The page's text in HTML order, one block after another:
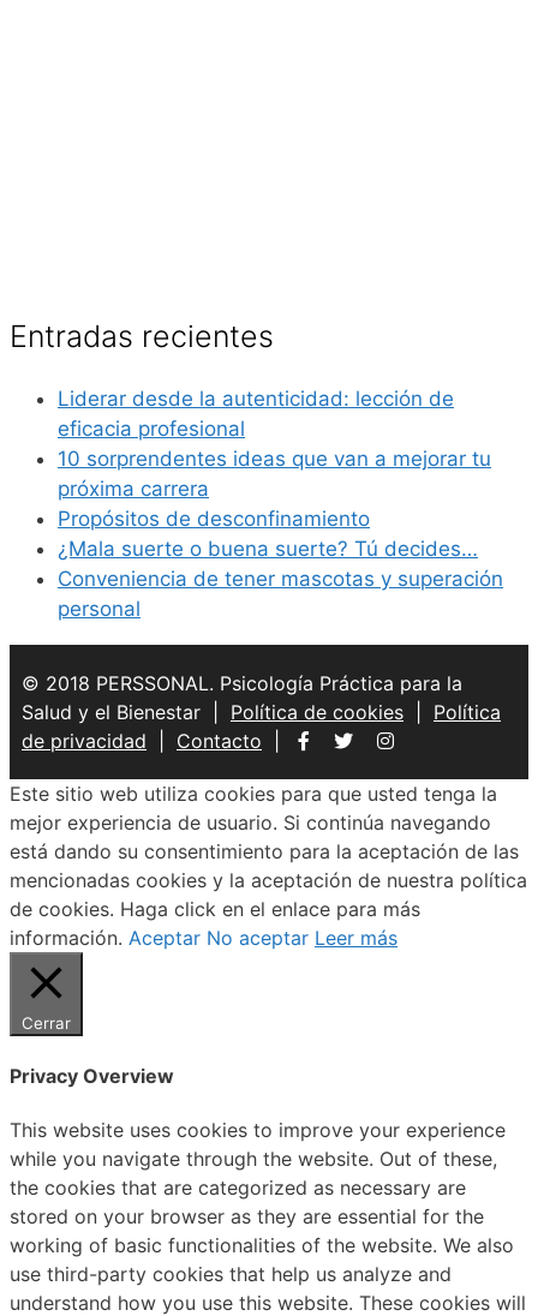
Entradas recientes
Liderar desde la autenticidad: lección de
eficacia profesional
10 sorprendentes ideas que van a mejorar tu
próxima carrera
Propósitos de desconfinamiento
¿Mala suerte o buena suerte? Tú decides…
Conveniencia de tener mascotas y superación
personal
© 2018 PERSSONAL. Psicología Práctica para la
Salud y el Bienestar | Política de cookies
Política
de privacidad
Contacto
Este sitio web utiliza cookies para que usted tenga la
mejor experiencia de usuario. Si continúa navegando
está dando su consentimiento para la aceptación de las
mencionadas cookies y la aceptación de nuestra política
de cookies. Haga click en el enlace para más
información. Aceptar No aceptar Leer más
Cerrar
Privacy Overview
This website uses cookies to improve your experience
while you navigate through the website. Out of these,
the cookies that are categorized as necessary are
stored on your browser as they are essential for the
working of basic functionalities of the website. We also
use third-party cookies that help us analyze and
understand how you use this website. These cookies will